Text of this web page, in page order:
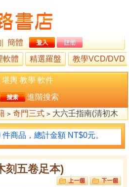
簡體
軟體 精選羅盤 教學VCD/DVD
堪輿 教學 軟件
進階搜索
> 奇門三式 > 大六壬指南(清初木
商品，總計金額 NT$0元。
刻五卷足本)